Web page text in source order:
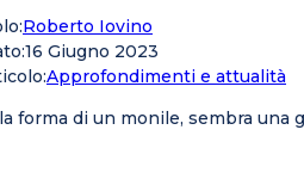
Roberto Iovino
16 Giugno 2023
Approfondimenti e attualità
forma di un monile, sembra